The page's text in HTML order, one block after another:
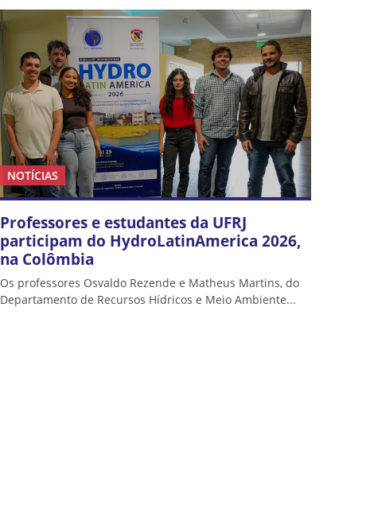
NOTÍCIAS
Professores e estudantes da UFRJ
participam do HydroLatinAmerica 2026,
na Colômbia
Os professores Osvaldo Rezende e Matheus Martins, do
Departamento de Recursos Hídricos e Meio Ambiente...